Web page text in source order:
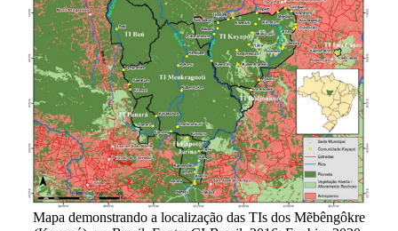
Mapa demonstrando a localização das TIs dos Mẽbêngôkre